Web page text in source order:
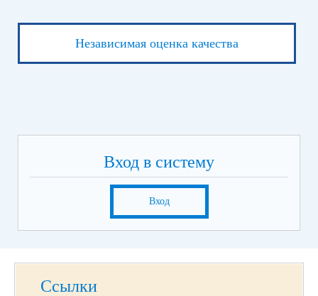
Независимая оценка качества
Вход в систему
Вход
Ссылки